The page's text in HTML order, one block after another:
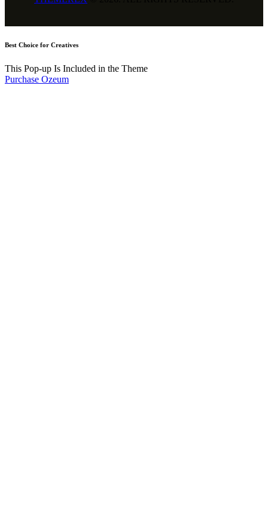
Best Choice for Creatives
This Pop-up Is Included in the Theme
Purchase Ozeum